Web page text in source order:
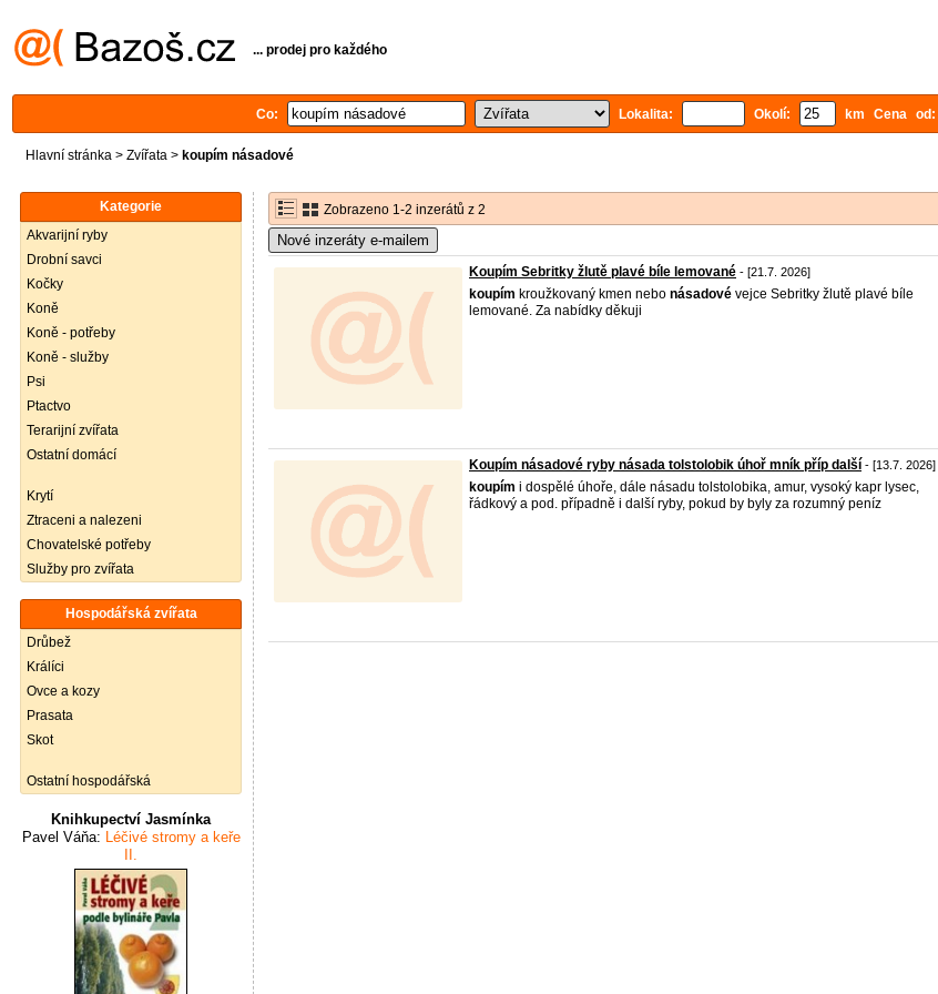
... prodej pro každého
Co: Lokalita: Okolí: km Cena od:
Hlavní stránka > Zvířata > koupím násadové
Kategorie
Akvarijní ryby
Drobní savci
Kočky
Koně
Koně - potřeby
Koně - služby
Psi
Ptactvo
Terarijní zvířata
Ostatní domácí
Krytí
Ztraceni a nalezeni
Chovatelské potřeby
Služby pro zvířata
Hospodářská zvířata
Drůbež
Králíci
Ovce a kozy
Prasata
Skot
Ostatní hospodářská
Knihkupectví Jasmínka
Pavel Váňa: Léčivé stromy a keře
II.
Zobrazeno 1-2 inzerátů z 2
Nové inzeráty e-mailem
Koupím Sebritky žlutě plavé bíle lemované - [21.7. 2026]
koupím kroužkovaný kmen nebo násadové vejce Sebritky žlutě plavé bíle
lemované. Za nabídky děkuji
Koupím násadové ryby násada tolstolobik úhoř mník příp další - [13.7. 2026]
koupím i dospělé úhoře, dále násadu tolstolobika, amur, vysoký kapr lysec,
řádkový a pod. případně i další ryby, pokud by byly za rozumný peníz